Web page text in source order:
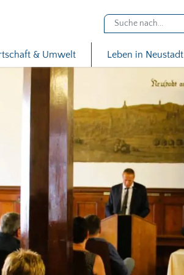
& Umwelt Leben in Neustadt